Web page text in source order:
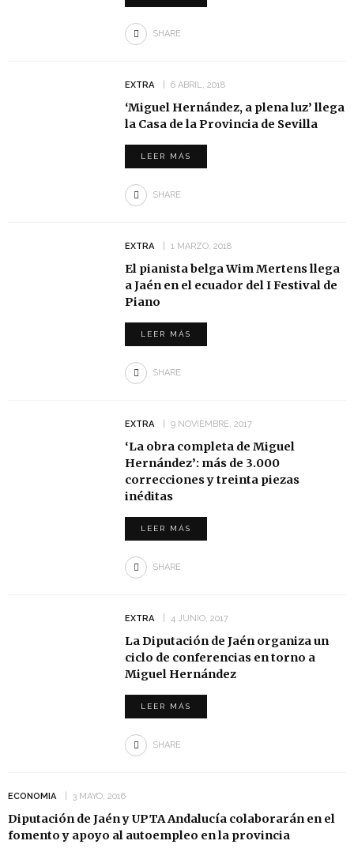
SHARE
EXTRA 6 ABRIL, 2018
‘Miguel Hernández, a plena luz’ llega
la Casa de la Provincia de Sevilla
LEER MÁS
SHARE
EXTRA 1 MARZO, 2018
El pianista belga Wim Mertens llega
a Jaén en el ecuador del I Festival de
Piano
LEER MÁS
SHARE
EXTRA 9 NOVIEMBRE, 2017
‘La obra completa de Miguel
Hernández’: más de 3.000
correcciones y treinta piezas
inéditas
LEER MÁS
SHARE
EXTRA 4 JUNIO, 2017
La Diputación de Jaén organiza un
ciclo de conferencias en torno a
Miguel Hernández
LEER MÁS
SHARE
ECONOMIA 3 MAYO, 2016
Diputación de Jaén y UPTA Andalucía colaborarán en el
fomento y apoyo al autoempleo en la provincia